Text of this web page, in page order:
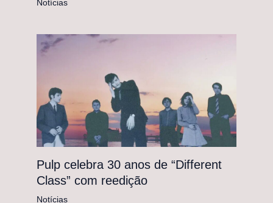
Notícias
Pulp celebra 30 anos de “Different
Class” com reedição
Notícias